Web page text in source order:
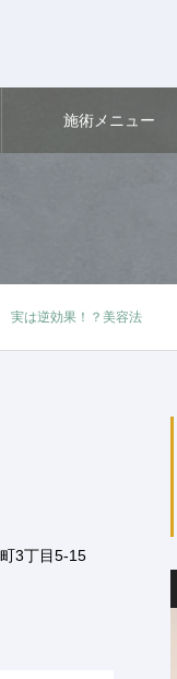
施術メニュー
実は逆効果！？美容法
3丁目5-15